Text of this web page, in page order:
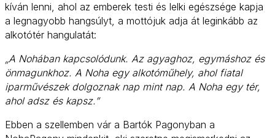
kíván lenni, ahol az emberek testi és lelki egészsége kapja
a legnagyobb hangsúlyt, a mottójuk adja át leginkább az
alkotótér hangulatát:
„A Nohában kapcsolódunk. Az agyaghoz, egymáshoz és
önmagunkhoz. A Noha egy alkotóműhely, ahol fiatal
iparművészek dolgoznak nap mint nap. A Noha egy tér,
ahol adsz és kapsz.”
Ebben a szellemben vár a Bartók Pagonyban a